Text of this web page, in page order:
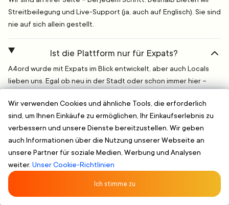
Streitbeilegung und Live-Support (ja, auch auf Englisch). Sie sind
nie auf sich allein gestellt.
Ist die Plattform nur für Expats?
A4ord wurde mit Expats im Blick entwickelt, aber auch Locals
lieben uns. Egal ob neu in der Stadt oder schon immer hier –
Englisch, Deutsch, Russisch Vorab verifizierte Serviceanbieter
Worauf warten Sie? Finden Sie
den richtigen Service in Ihrer
Nähe
Wir verwenden Cookies und ähnliche Tools, die erforderlich
sind, um Ihnen Einkäufe zu ermöglichen, Ihr Einkaufserlebnis zu
verbessern und unsere Dienste bereitzustellen. Wir geben
auch Informationen über die Nutzung unserer Webseite an
unsere Partner für soziale Medien, Werbung und Analysen
weiter. Unser Cookie-Richtlinien
Ich stimme zu